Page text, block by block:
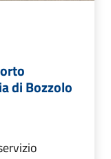
di Bozzolo